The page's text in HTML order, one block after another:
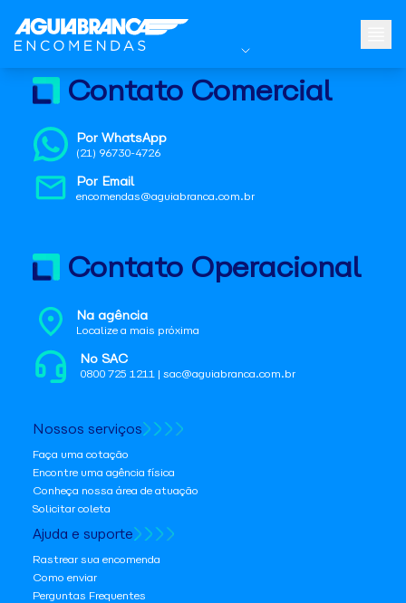
Contato Comercial
Por WhatsApp
(21) 96730-4726
Por Email
encomendas@aguiabranca.com.br
Contato Operacional
Na agência
Localize a mais próxima
No SAC
0800 725 1211 | sac@aguiabranca.com.br
Nossos serviços
Faça uma cotação
Encontre uma agência física
Conheça nossa área de atuação
Solicitar coleta
Ajuda e suporte
Rastrear sua encomenda
Como enviar
Perguntas Frequentes